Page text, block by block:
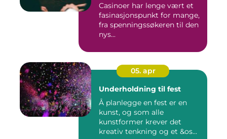
Casinoer har lenge vært et
fasinasjonspunkt for mange,
fra spenningssøkeren til den
nys...
05. apr
Underholdning til fest
Å planlegge en fest er en
kunst, og som alle
kunstformer krever det
kreativ tenkning og et &os...